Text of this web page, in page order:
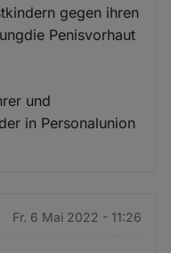
gegen ihren
Penisvorhaut
und
in Personalunion
Fr. 6 Mai 2022 - 11:26